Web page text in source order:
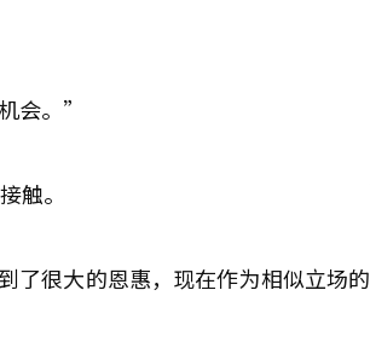
会。”
触。
了很大的恩惠，现在作为相似立场的